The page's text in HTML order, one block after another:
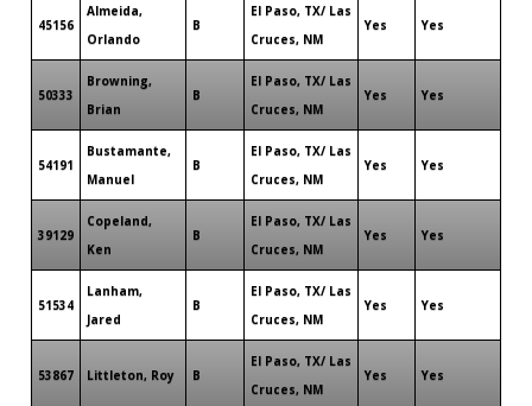
45156
Almeida,
Orlando
B
El Paso, TX/ Las
Cruces, NM
Yes Yes
50333
Browning,
Brian
B
El Paso, TX/ Las
Cruces, NM
Yes Yes
54191
Bustamante,
Manuel
B
El Paso, TX/ Las
Cruces, NM
Yes Yes
39129
Copeland,
Ken
B
El Paso, TX/ Las
Cruces, NM
Yes Yes
51534
Lanham,
Jared
B
El Paso, TX/ Las
Cruces, NM
Yes Yes
53867 Littleton, Roy B
El Paso, TX/ Las
Cruces, NM
Yes Yes